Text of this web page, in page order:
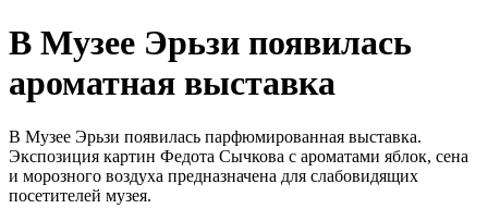
В Музее Эрьзи появилась
ароматная выставка
В Музее Эрьзи появилась парфюмированная выставка.
Экспозиция картин Федота Сычкова с ароматами яблок, сена
и морозного воздуха предназначена для слабовидящих
посетителей музея.